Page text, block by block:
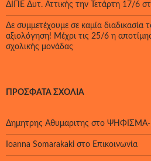
ΔΙΠΕ Δυτ. Αττικής την Τετάρτη 17/6
Δε συμμετέχουμε σε καμία διαδικασία
αξιολόγηση! Μέχρι τις 25/6 η
σχολικής μονάδας
ΠΡΌΣΦΑΤΑ ΣΧΌΛΙΑ
Δημητρης Αθυμαριτης στο ΨΗΦΙΣΜΑ-
Ioanna Somarakaki στο Επικοινωνία